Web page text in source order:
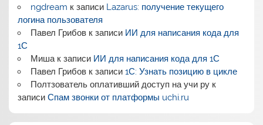
ngdream к записи Lazarus: получение текущего
логина пользователя
Павел Грибовк записи ИИ для написания кода для
1С
Мишак записи ИИ для написания кода для 1С
Павел Грибовк записи 1С: Узнать позицию в цикле
Полтзователь оплативший доступ на учи рук
записиСпам звонки от платформы uchi.ru